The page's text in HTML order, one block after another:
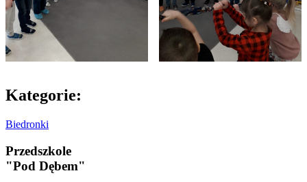
Kategorie:
Biedronki
Przedszkole
"Pod Dębem"